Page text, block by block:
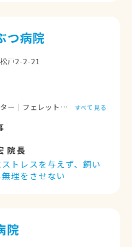
かしくない状態だった
専門医の先生が病気を
切な処置をしてくださ
いました。あの時に命
から17歳になりまし
ます。 どの先生も話を
ます。心配や不安も聞い
れるし、手術ができな
「根本的に治らなくとも
度、対処していきまし
療を提案してくださっ
今できることをコツコツ
ださいます。今は腎臓
つ病院
戸2-2-21
ー フェレット うさぎ
すべて見る
院長
トレスを与えず、飼い
理をさせない
院